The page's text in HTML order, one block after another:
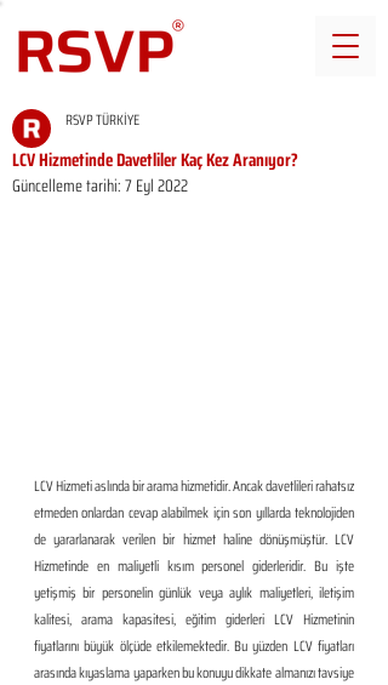
LCV Hizmetinde Davetliler Kaç Kez Aranıyor?
RSVP TÜRKİYE
Güncelleme tarihi:7 Eyl 2022
LCV Hizmeti aslında bir arama hizmetidir. Ancak davetlileri rahatsız
etmeden onlardan cevap alabilmek için son yıllarda teknolojiden
de yararlanarak verilen bir hizmet haline dönüşmüştür. LCV
Hizmetinde en maliyetli kısım personel giderleridir. Bu işte
yetişmiş bir personelin günlük veya aylık maliyetleri, iletişim
kalitesi, arama kapasitesi, eğitim giderleri LCV Hizmetinin
fiyatlarını büyük ölçüde etkilemektedir. Bu yüzden LCV fiyatları
arasında kıyaslama yaparken bu konuyu dikkate almanızı tavsiye